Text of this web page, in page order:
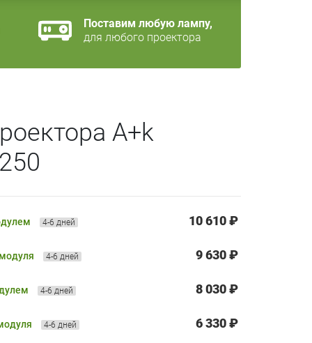
Поставим любую лампу,
для любого проектора
A+k
4-6 дней 10 610 ₽
4-6 дней 9 630 ₽
4-6 дней 8 030 ₽
4-6 дней 6 330 ₽